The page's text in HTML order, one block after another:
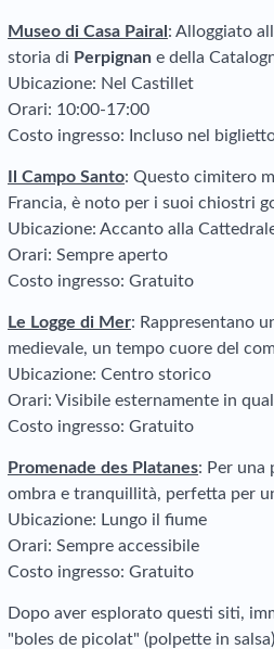
Museo di Casa Pairal : Alloggiato
storia di Perpignan e della
Ubicazione: Nel Castillet
Orari: 10:00-17:00
Costo ingresso: Incluso nel
Il Campo Santo: Questo cimitero
Francia, è noto per i suoi chiostri
Ubicazione: Accanto alla
Orari: Sempre aperto
Costo ingresso: Gratuito
Le Logge di Mer: Rappresentano
medievale, un tempo cuore del
Ubicazione: Centro storico
Orari: Visibile esternamente in
Costo ingresso: Gratuito
Promenade des Platanes: Per una
ombra e tranquillità, perfetta per
Ubicazione: Lungo il fiume
Orari: Sempre accessibile
Costo ingresso: Gratuito
Dopo aver esplorato questi siti,
"boles de picolat" (polpette in